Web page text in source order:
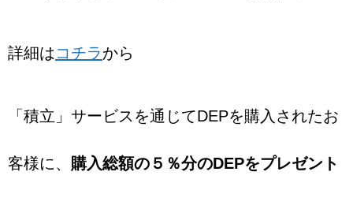
詳細は コチラから
「積立」サービスを通じてDEPを購入されたお
客様に、 購入総額の５％分のDEPをプレゼント